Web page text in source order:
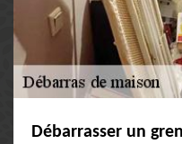
Débarrasser un